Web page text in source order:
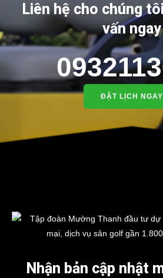
Liên hệ cho chúng
vấn ngay
ĐẶT LỊCH NGAY
Nhận bản cập nhật